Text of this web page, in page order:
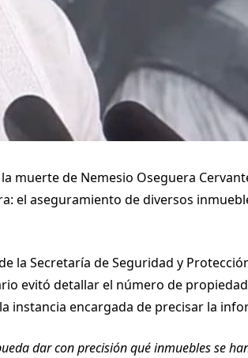
muerte de Nemesio Oseguera
el aseguramiento de diversos
la Secretaría de Seguridad y
evitó detallar el número de
instancia encargada de precisar la
dar con precisión qué inmuebles se